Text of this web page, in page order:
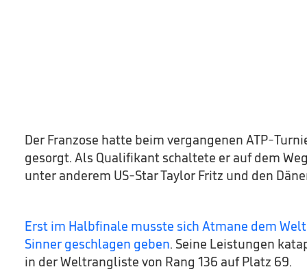
Der Franzose hatte beim vergangenen ATP-
gesorgt. Als Qualifikant schaltete er auf dem
unter anderem US-Star Taylor Fritz und den
Erst im Halbfinale musste sich Atmane dem
Sinner geschlagen geben. Seine Leistungen
in der Weltrangliste von Rang 136 auf Platz 69.